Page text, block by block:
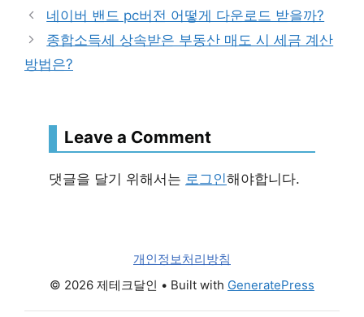
네이버 밴드 pc버전 어떻게 다운로드 받을까?
종합소득세 상속받은 부동산 매도 시 세금 계산
방법은?
Leave a Comment
댓글을 달기 위해서는 로그인해야합니다.
개인정보처리방침
© 2026 제테크달인 • Built with GeneratePress